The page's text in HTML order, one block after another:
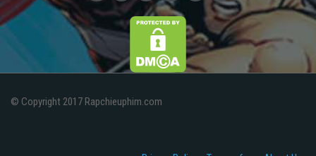
© Copyright 2017 Rapchieuphim.com